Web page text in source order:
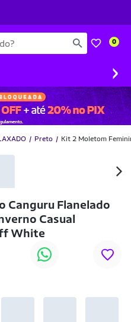
0
›
Preto Kit 2 Moletom
Canguru Flanelado
Casual
White